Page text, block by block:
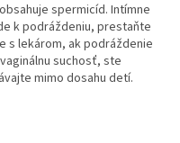
spermicíd. Intímne
k podráždeniu, prestaňte
s lekárom, ak podráždenie
suchosť, ste
mimo dosahu detí.